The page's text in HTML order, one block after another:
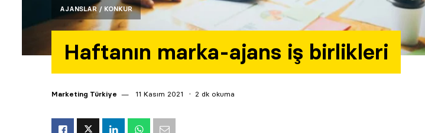
AJANSLAR / KONKUR
Haftanın marka-ajans iş birlikleri
Marketing Türkiye 11 Kasım 2021 2 dk okuma